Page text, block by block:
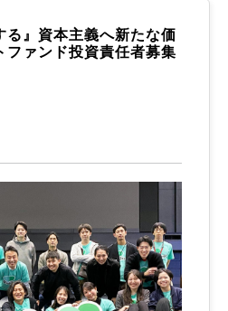
る』資本主義へ新たな価
ファンド投資責任者募集